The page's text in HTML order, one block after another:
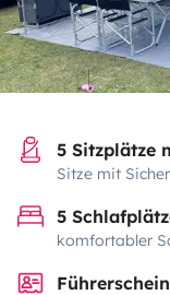
5 Sitzplätze
Sitze mit
5
komfortabler